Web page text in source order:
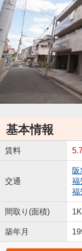
基本情報
賃料
交通
福
福
間取り(面積)
築年月